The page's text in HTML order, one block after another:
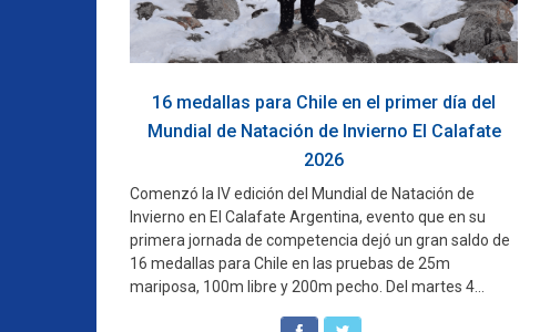
16 medallas para Chile en el primer día del
Mundial de Natación de Invierno El Calafate
2026
Comenzó la IV edición del Mundial de Natación de
Invierno en El Calafate Argentina, evento que en su
primera jornada de competencia dejó un gran saldo de
16 medallas para Chile en las pruebas de 25m
mariposa, 100m libre y 200m pecho. Del martes 4...